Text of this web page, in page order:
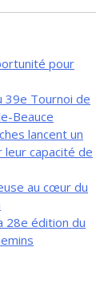
Nouvelle-
pour
39e Tournoi de
Beauce
lancent un
leur capacité de
au cœur du
28e édition du